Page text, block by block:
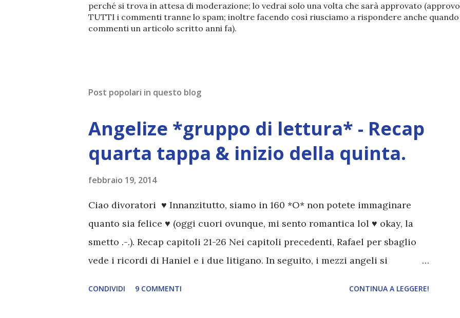
o
s
t
m
n
o
perché si trova in attesa di moderazione; lo vedrai solo una volta che sarà approvato (approvo
TUTTI i commenti tranne lo spam; inoltre facendo così riusciamo a rispondere anche quando
commenti un articolo scritto anni fa).
Post popolari in questo blog
Angelize *gruppo di lettura* - Recap
quarta tappa & inizio della quinta.
febbraio 19, 2014
Ciao divoratori ♥ Innanzitutto, siamo in 160 *O* non potete immaginare
quanto sia felice ♥ (oggi cuori ovunque, mi sento romantica lol ♥ okay, la
smetto .-.). Recap capitoli 21-26 Nei capitoli precedenti, Rafael per sbaglio
vede i ricordi di Haniel e i due litigano. In seguito, i mezzi angeli si
CONDIVIDI 9 COMMENTI CONTINUA A LEGGERE!